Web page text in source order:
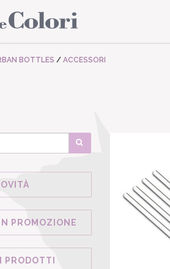
BOTTLES / ACCESSORI
PROMOZIONE